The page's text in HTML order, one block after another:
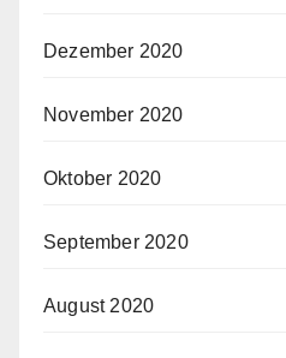
Dezember 2020
November 2020
Oktober 2020
September 2020
August 2020